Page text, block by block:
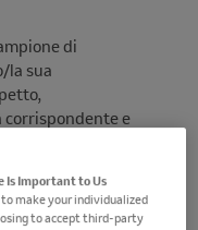
di
la sua
corrispondente e
per
che dura solo
Is Important to Us
make your individualized
to accept third-party